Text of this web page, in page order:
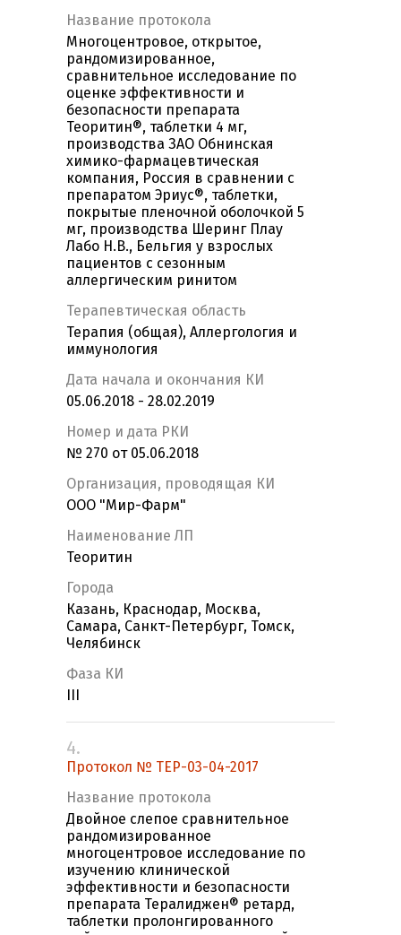
Название протокола
Многоцентровое, открытое,
рандомизированное,
сравнительное исследование по
оценке эффективности и
безопасности препарата
Теоритин®, таблетки 4 мг,
производства ЗАО Обнинская
химико-фармацевтическая
компания, Россия в сравнении с
препаратом Эриус®, таблетки,
покрытые пленочной оболочкой 5
мг, производства Шеринг Плау
Лабо Н.В., Бельгия у взрослых
пациентов с сезонным
аллергическим ринитом
Терапевтическая область
Терапия (общая), Аллергология и
иммунология
Дата начала и окончания КИ
05.06.2018 - 28.02.2019
Номер и дата РКИ
№ 270 от 05.06.2018
Организация, проводящая КИ
ООО "Мир-Фарм"
Наименование ЛП
Теоритин
Города
Казань, Краснодар, Москва,
Самара, Санкт-Петербург, Томск,
Челябинск
Фаза КИ
4.
Протокол № ТЕР-03-04-2017
Название протокола
Двойное слепое сравнительное
рандомизированное
многоцентровое исследование по
изучению клинической
эффективности и безопасности
препарата Тералиджен® ретард,
таблетки пролонгированного